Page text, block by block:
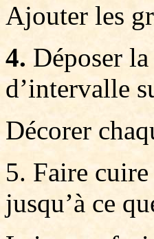
Ajouter les
4. Déposer
d’intervalle
Décorer
5. Faire
jusqu’à ce